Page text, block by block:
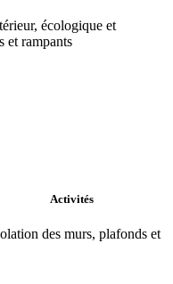
écologique et
et rampants
Activités
des murs, plafonds et